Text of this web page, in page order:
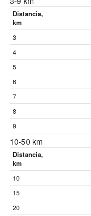
Distancia,
km
3
4
5
6
7
8
9
10-50 km
Distancia,
km
10
15
20